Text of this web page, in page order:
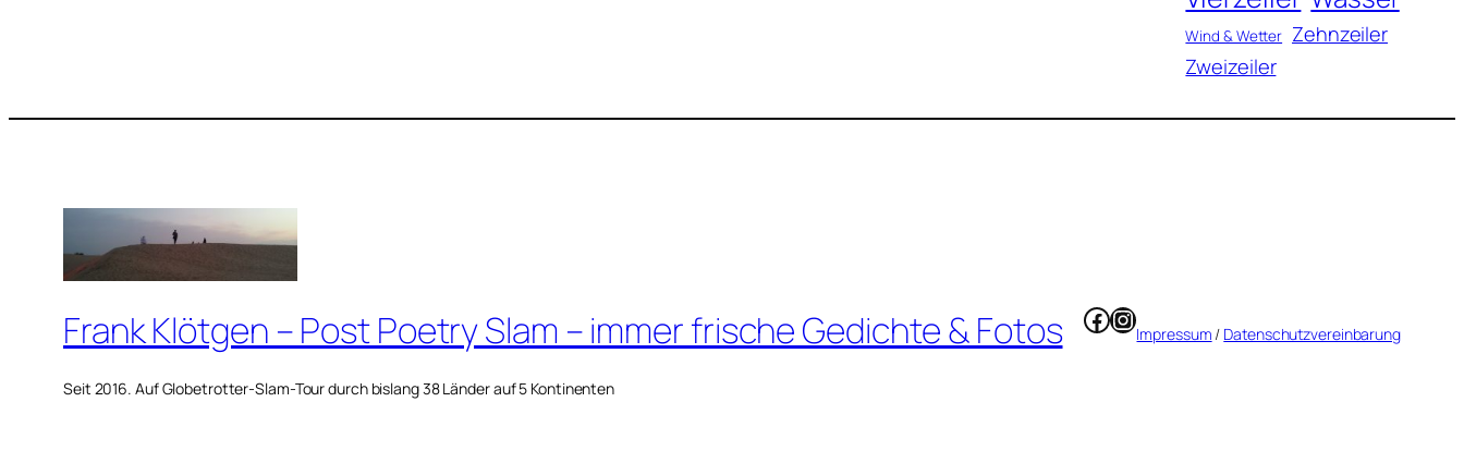
Wind & Wetter Zehnzeiler
Zweizeiler
Frank Klötgen – Post Poetry Slam – immer frische Gedichte & Fotos
Seit 2016. Auf Globetrotter-Slam-Tour durch bislang 38 Länder auf 5 Kontinenten
Facebook
Instagram
Impressum / Datenschutzvereinbarung